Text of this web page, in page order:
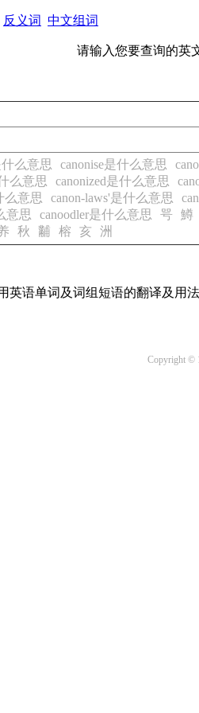
反义词 中文组词
请输入您要查询的英
什么意思 canonise是什么意思
么意思 canonized是什么意思
么意思 canon-laws'是什么意思
意思 canoodler是什么意思 咢 鱒
秋 黼 榕 亥 洲
语单词及词组短语的翻译及用
Copyright ©